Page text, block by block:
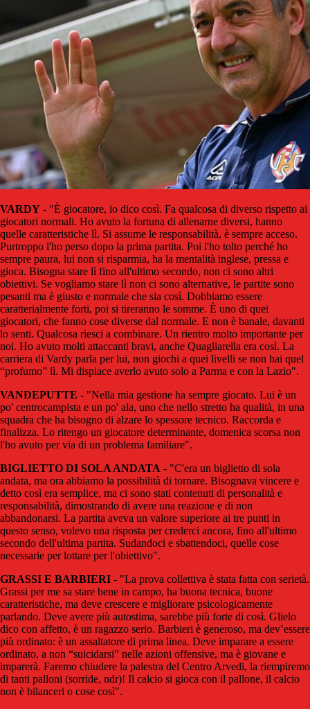
VARDY - "È giocatore, io dico così. Fa qualcosa di diverso rispetto ai
giocatori normali. Ho avuto la fortuna di allenarne diversi, hanno
quelle caratteristiche lì. Si assume le responsabilità, è sempre acceso.
Purtroppo l'ho perso dopo la prima partita. Poi l'ho tolto perché ho
sempre paura, lui non si risparmia, ha la mentalità inglese, pressa e
gioca. Bisogna stare lì fino all'ultimo secondo, non ci sono altri
obiettivi. Se vogliamo stare lì non ci sono alternative, le partite sono
pesanti ma è giusto e normale che sia così. Dobbiamo essere
caratterialmente forti, poi si tireranno le somme. È uno di quei
giocatori, che fanno cose diverse dal normale. E non è banale, davanti
lo senti. Qualcosa riesci a combinare. Un rientro molto importante per
noi. Ho avuto molti attaccanti bravi, anche Quagliarella era così. La
carriera di Vardy parla per lui, non giochi a quei livelli se non hai quel
“profumo” lì. Mi dispiace averlo avuto solo a Parma e con la Lazio".
VANDEPUTTE - "Nella mia gestione ha sempre giocato. Lui è un
po' centrocampista e un po' ala, uno che nello stretto ha qualità, in una
squadra che ha bisogno di alzare lo spessore tecnico. Raccorda e
finalizza. Lo ritengo un giocatore determinante, domenica scorsa non
l'ho avuto per via di un problema familiare".
BIGLIETTO DI SOLA ANDATA - "C'era un biglietto di sola
andata, ma ora abbiamo la possibilità di tornare. Bisognava vincere e
detto così era semplice, ma ci sono stati contenuti di personalità e
responsabilità, dimostrando di avere una reazione e di non
abbandonarsi. La partita aveva un valore superiore ai tre punti in
questo senso, volevo una risposta per crederci ancora, fino all'ultimo
secondo dell'ultima partita. Sudandoci e sbattendoci, quelle cose
necessarie per lottare per l'obiettivo".
GRASSI E BARBIERI - "La prova collettiva è stata fatta con serietà.
Grassi per me sa stare bene in campo, ha buona tecnica, buone
caratteristiche, ma deve crescere e migliorare psicologicamente
parlando. Deve avere più autostima, sarebbe più forte di così. Glielo
dico con affetto, è un ragazzo serio. Barbieri è generoso, ma dev’essere
più ordinato: è un assaltatore di prima linea. Deve imparare a essere
ordinato, a non “suicidarsi” nelle azioni offensive, ma è giovane e
imparerà. Faremo chiudere la palestra del Centro Arvedi, la riempiremo
di tanti palloni (sorride, ndr)! Il calcio si gioca con il pallone, il calcio
non è bilanceri o cose così".